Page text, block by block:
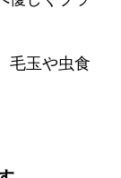
毛玉や虫食